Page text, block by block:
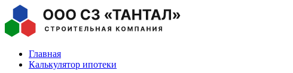
Главная
Калькулятор ипотеки